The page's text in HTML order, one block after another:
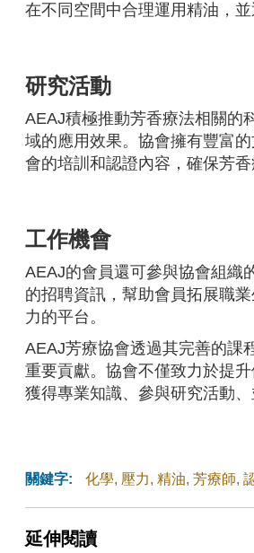
在不同空間中合理運用精油，並
研究活動
AEAJ積極推動芳香療法相關的
域的應用效果。協會擁有豐富
會的培訓和認證內容，確保芳
工作機會
AEAJ的會員還可參與協會組織
的招聘資訊，幫助會員拓展職
力的平台。
AEAJ芳療協會透過其完善的課
重要貢獻。協會不僅致力於提
獲得專業知識、參與研究活動
關鍵字: 化學, 壓力,精油,芳療師,
延伸閱讀